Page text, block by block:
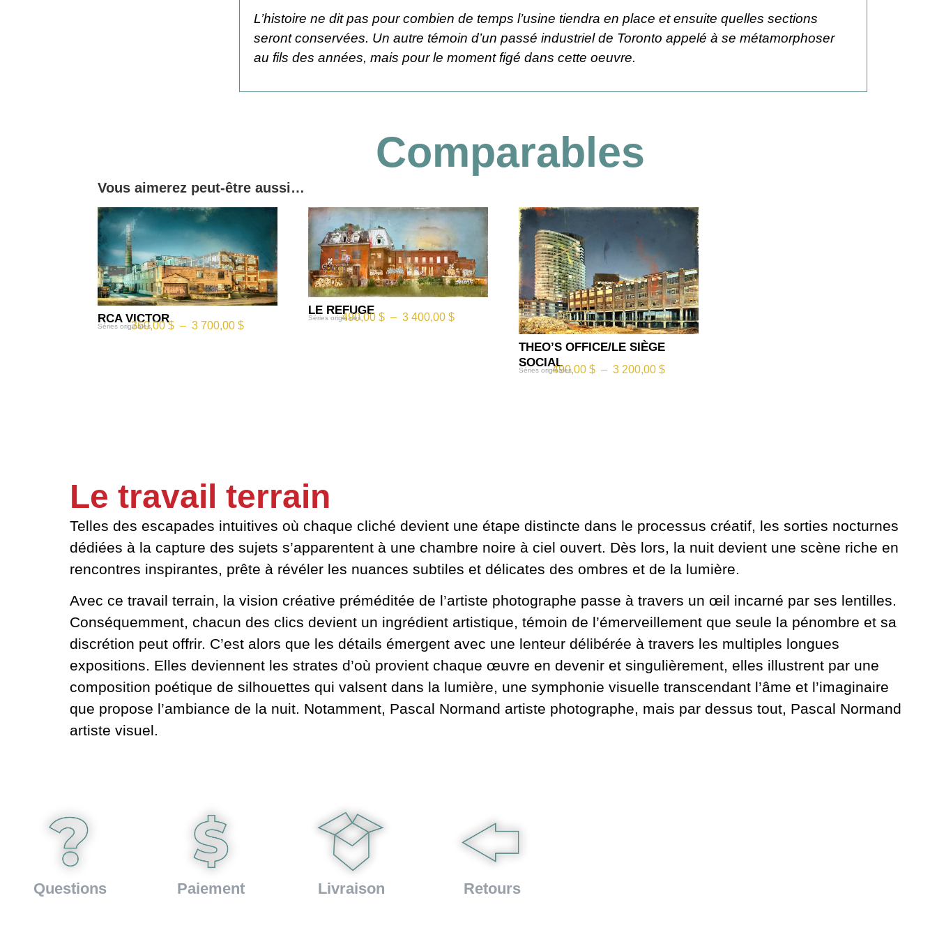
L’histoire ne dit pas pour combien de temps l’usine tiendra en place et ensuite quelles sections
seront conservées. Un autre témoin d’un passé industriel de Toronto appelé à se métamorphoser
au fils des années, mais pour le moment figé dans cette oeuvre.
Comparables
Vous aimerez peut-être aussi…
RCA VICTOR
360,00$ – 3 700,00 $
Séries originales
LE REFUGE
490,00$ – 3 400,00$
Séries originales
THEO’S OFFICE/LE SIÈGE
SOCIAL
490,00$ – 3 200,00$
Séries originales
Le travail terrain
Telles des escapades intuitives où chaque cliché devient une étape distincte dans le processus créatif, les sorties nocturnes
dédiées à la capture des sujets s’apparentent à une chambre noire à ciel ouvert. Dès lors, la nuit devient une scène riche en
rencontres inspirantes, prête à révéler les nuances subtiles et délicates des ombres et de la lumière.
Avec ce travail terrain, la vision créative préméditée de l’artiste photographe passe à travers un œil incarné par ses lentilles.
Conséquemment, chacun des clics devient un ingrédient artistique, témoin de l’émerveillement que seule la pénombre et sa
discrétion peut offrir. C’est alors que les détails émergent avec une lenteur délibérée à travers les multiples longues
expositions. Elles deviennent les strates d’où provient chaque œuvre en devenir et singulièrement, elles illustrent par une
composition poétique de silhouettes qui valsent dans la lumière, une symphonie visuelle transcendant l’âme et l’imaginaire
que propose l’ambiance de la nuit. Notamment, Pascal Normand artiste photographe, mais par dessus tout, Pascal Normand
artiste visuel.
Questions Paiement Livraison Retours